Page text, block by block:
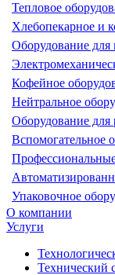
Тепловое
Хлебопекарное и
Оборудование для
Кофейное
Нейтральное
Оборудование для
Вспомогательное
Упаковочное
О компании
Услуги
Технический